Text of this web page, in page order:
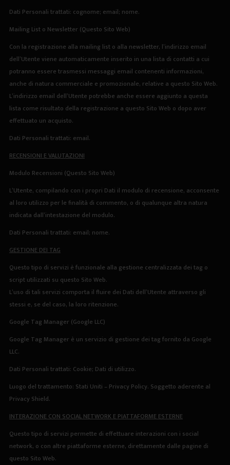
Dati Personali trattati: cognome; email; nome.
Mailing List o Newsletter (Questo Sito Web)
Con la registrazione alla mailing list o alla newsletter, l’indirizzo email
dell’Utente viene automaticamente inserito in una lista di contatti a cui
potranno essere trasmessi messaggi email contenenti informazioni,
anche di natura commerciale e promozionale, relative a questo Sito Web.
L’indirizzo email dell’Utente potrebbe anche essere aggiunto a questa
lista come risultato della registrazione a questo Sito Web o dopo aver
effettuato un acquisto.
Dati Personali trattati: email.
RECENSIONI E VALUTAZIONI
Modulo Recensioni (Questo Sito Web)
L’Utente, compilando con i propri Dati il modulo di recensione, acconsente
al loro utilizzo per le finalità di commento, o di qualunque altra natura
indicata dall’intestazione del modulo.
Dati Personali trattati: email; nome.
GESTIONE DEI TAG
Questo tipo di servizi è funzionale alla gestione centralizzata dei tag o
script utilizzati su questo Sito Web.
L’uso di tali servizi comporta il fluire dei Dati dell’Utente attraverso gli
stessi e, se del caso, la loro ritenzione.
Google Tag Manager (Google LLC)
Google Tag Manager è un servizio di gestione dei tag fornito da Google
LLC.
Dati Personali trattati: Cookie; Dati di utilizzo.
Luogo del trattamento: Stati Uniti – Privacy Policy. Soggetto aderente al
Privacy Shield.
INTERAZIONE CON SOCIAL NETWORK E PIATTAFORME ESTERNE
Questo tipo di servizi permette di effettuare interazioni con i social
network, o con altre piattaforme esterne, direttamente dalle pagine di
questo Sito Web.